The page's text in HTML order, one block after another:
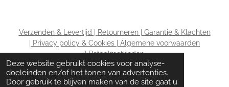
Deze website gebruikt cookies voor analyse-
doeleinden en/of het tonen van advertenties.
Door gebruik te blijven maken van de site gaat u
Verzenden & Levertijd | Retourneren | Garantie & Klachten
Privacy policy & Cookies | Algemene voorwaarden
|Betaalmethoden